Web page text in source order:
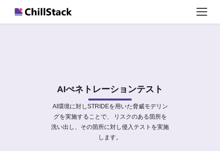
AIぺネトレーションテスト
AI環境に対しSTRIDEを用いた脅威モデリン
グを実施することで、 リスクのある箇所を
洗い出し、その箇所に対し侵入テストを実施
します。